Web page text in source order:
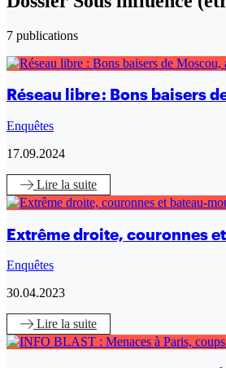
7 publications
Réseau libre : Bons baisers
Enquêtes
17.09.2024
Lire la suite
Extrême droite, couronnes
Enquêtes
30.04.2023
Lire la suite